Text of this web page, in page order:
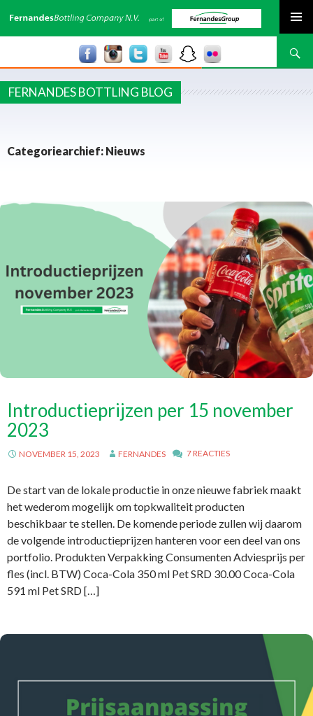
Zoeken
FERNANDES BOTTLING BLOG
Categoriearchief: Nieuws
Introductieprijzen per 15 november
2023
NOVEMBER 15, 2023 FERNANDES 7 REACTIES
De start van de lokale productie in onze nieuwe fabriek maakt
het wederom mogelijk om topkwaliteit producten
beschikbaar te stellen. De komende periode zullen wij daarom
de volgende introductieprijzen hanteren voor een deel van ons
portfolio. Produkten Verpakking Consumenten Adviesprijs per
fles (incl. BTW) Coca-Cola 350 ml Pet SRD 30.00 Coca-Cola
591 ml Pet SRD […]